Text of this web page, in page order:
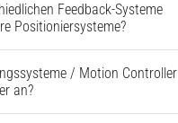
Feedback-Systeme
Positioniersysteme?
/ Motion Controller
an?